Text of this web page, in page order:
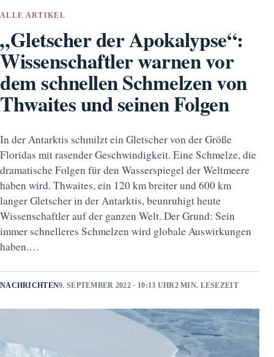
ALLE ARTIKEL
„Gletscher der Apokalypse“:
Wissenschaftler warnen vor
dem schnellen Schmelzen von
Thwaites und seinen Folgen
In der Antarktis schmilzt ein Gletscher von der Größe
Floridas mit rasender Geschwindigkeit. Eine Schmelze, die
dramatische Folgen für den Wasserspiegel der Weltmeere
haben wird. Thwaites, ein 120 km breiter und 600 km
langer Gletscher in der Antarktis, beunruhigt heute
Wissenschaftler auf der ganzen Welt. Der Grund: Sein
immer schnelleres Schmelzen wird globale Auswirkungen
haben.…
NACHRICHTEN9. SEPTEMBER 2022 · 10:13 UHR2 MIN. LESEZEIT